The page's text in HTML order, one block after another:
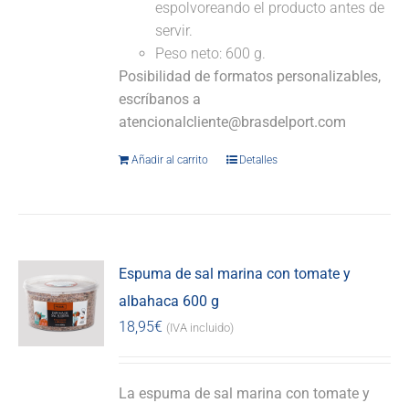
espolvoreando el producto antes de
servir.
Peso neto: 600 g.
Posibilidad de formatos personalizables,
escríbanos a
atencionalcliente@brasdelport.com
Añadir al carrito Detalles
Espuma de sal marina con tomate y
albahaca 600 g
18,95€ (IVA incluido)
La espuma de sal marina con tomate y